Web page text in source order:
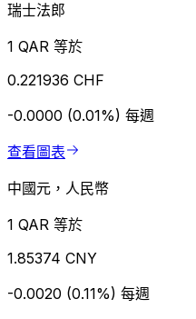
瑞士法郎
1 QAR 等於
0.221936 CHF
-0.0000 (0.01%) 每週
查看圖表
中國元，人民幣
1 QAR 等於
1.85374 CNY
-0.0020 (0.11%) 每週